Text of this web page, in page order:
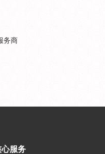
务商
心服务